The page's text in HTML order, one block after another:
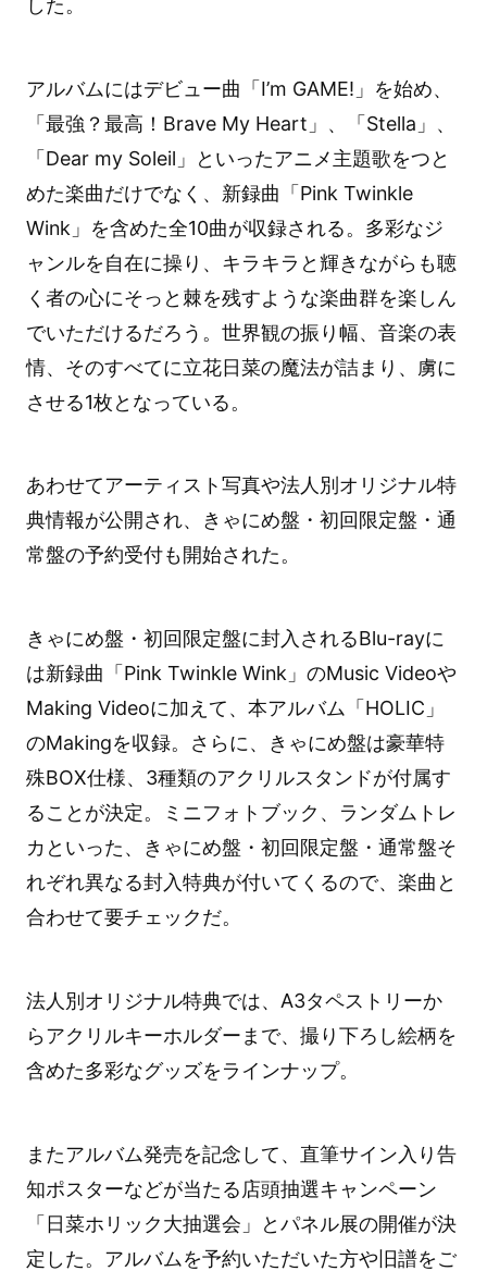
した。
アルバムにはデビュー曲「I’m GAME!」を始め、
「最強？最高！Brave My Heart」、「Stella」、
「Dear my Soleil」といったアニメ主題歌をつと
めた楽曲だけでなく、新録曲「Pink Twinkle
Wink」を含めた全10曲が収録される。多彩なジ
ャンルを自在に操り、キラキラと輝きながらも聴
く者の心にそっと棘を残すような楽曲群を楽しん
でいただけるだろう。世界観の振り幅、音楽の表
情、そのすべてに立花日菜の魔法が詰まり、虜に
させる1枚となっている。
あわせてアーティスト写真や法人別オリジナル特
典情報が公開され、きゃにめ盤・初回限定盤・通
常盤の予約受付も開始された。
きゃにめ盤・初回限定盤に封入されるBlu-rayに
は新録曲「Pink Twinkle Wink」のMusic Videoや
Making Videoに加えて、本アルバム「HOLIC」
のMakingを収録。さらに、きゃにめ盤は豪華特
殊BOX仕様、3種類のアクリルスタンドが付属す
ることが決定。ミニフォトブック、ランダムトレ
カといった、きゃにめ盤・初回限定盤・通常盤そ
れぞれ異なる封入特典が付いてくるので、楽曲と
合わせて要チェックだ。
法人別オリジナル特典では、A3タペストリーか
らアクリルキーホルダーまで、撮り下ろし絵柄を
含めた多彩なグッズをラインナップ。
またアルバム発売を記念して、直筆サイン入り告
知ポスターなどが当たる店頭抽選キャンペーン
「日菜ホリック大抽選会」とパネル展の開催が決
定した。アルバムを予約いただいた方や旧譜をご